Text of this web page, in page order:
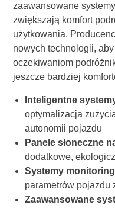
zaawansowane
zwiększają komfort
użytkowania.
nowych technologii,
oczekiwaniom
jeszcze bardziej
Inteligentne
optymalizacja
autonomii pojazdu
Panele słoneczne
dodatkowe,
Systemy
parametrów pojazdu
Zaawansowane